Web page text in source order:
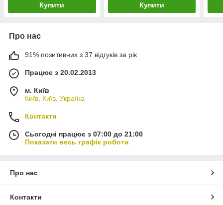
Купити Купити
Про нас
91% позитивних з 37 відгуків за рік
Працює з 20.02.2013
м. Київ
Київ, Київ, Україна
Контакти
Сьогодні працює з 07:00 до 21:00
Показати весь графік роботи
Про нас
Контакти